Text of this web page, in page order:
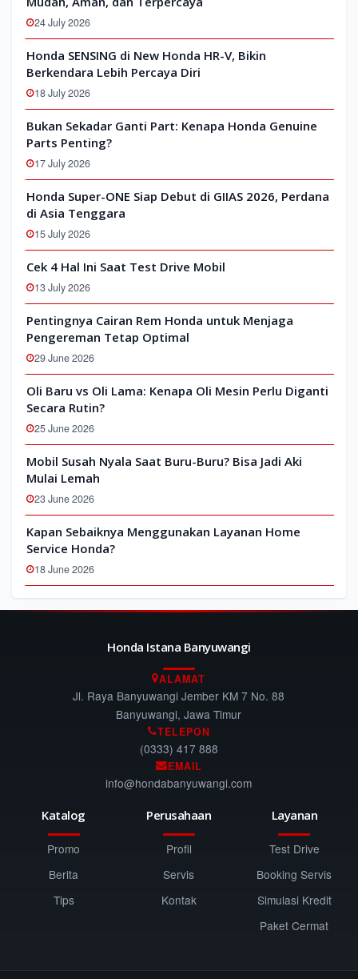
24 July 2026
Honda SENSING di New Honda HR-V, Bikin
Berkendara Lebih Percaya Diri
18 July 2026
Bukan Sekadar Ganti Part: Kenapa Honda Genuine
Parts Penting?
17 July 2026
Honda Super-ONE Siap Debut di GIIAS 2026, Perdana
di Asia Tenggara
15 July 2026
Cek 4 Hal Ini Saat Test Drive Mobil
13 July 2026
Pentingnya Cairan Rem Honda untuk Menjaga
Pengereman Tetap Optimal
29 June 2026
Oli Baru vs Oli Lama: Kenapa Oli Mesin Perlu Diganti
Secara Rutin?
25 June 2026
Mobil Susah Nyala Saat Buru-Buru? Bisa Jadi Aki
Mulai Lemah
23 June 2026
Kapan Sebaiknya Menggunakan Layanan Home
Service Honda?
18 June 2026
Honda Istana Banyuwangi
ALAMAT
Jl. Raya Banyuwangi Jember KM 7 No. 88
Banyuwangi, Jawa Timur
TELEPON
(0333) 417 888
EMAIL
info@hondabanyuwangi.com
Katalog
Promo
Berita
Tips
Perusahaan
Profil
Servis
Kontak
Layanan
Test Drive
Booking Servis
Simulasi Kredit
Paket Cermat